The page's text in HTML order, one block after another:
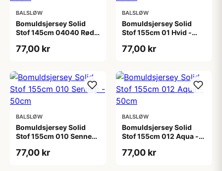
BALSLØW
Bomuldsjersey Solid
Stof 145cm 04040 Rød -
77,00 kr
BALSLØW
Bomuldsjersey Solid
Stof 155cm 01 Hvid -
77,00 kr
BALSLØW
Bomuldsjersey Solid
Stof 155cm 010 Sennep
77,00 kr
BALSLØW
Bomuldsjersey Solid
Stof 155cm 012 Aqua -
77,00 kr